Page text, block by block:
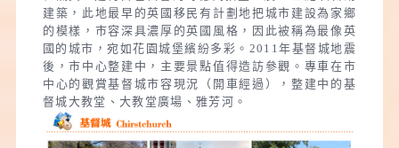
建築，此地最早的英國移民有計劃地把城市建設為家鄉
的模樣，市容深具濃厚的英國風格，因此被稱為最像英
國的城市，宛如花園城堡繽紛多彩。2011年基督城地震
後，市中心整建中，主要景點值得造訪參觀。專車在市
中心的觀賞基督城市容現況（開車經過），整建中的基
督城大教堂、大教堂廣場、雅芳河。